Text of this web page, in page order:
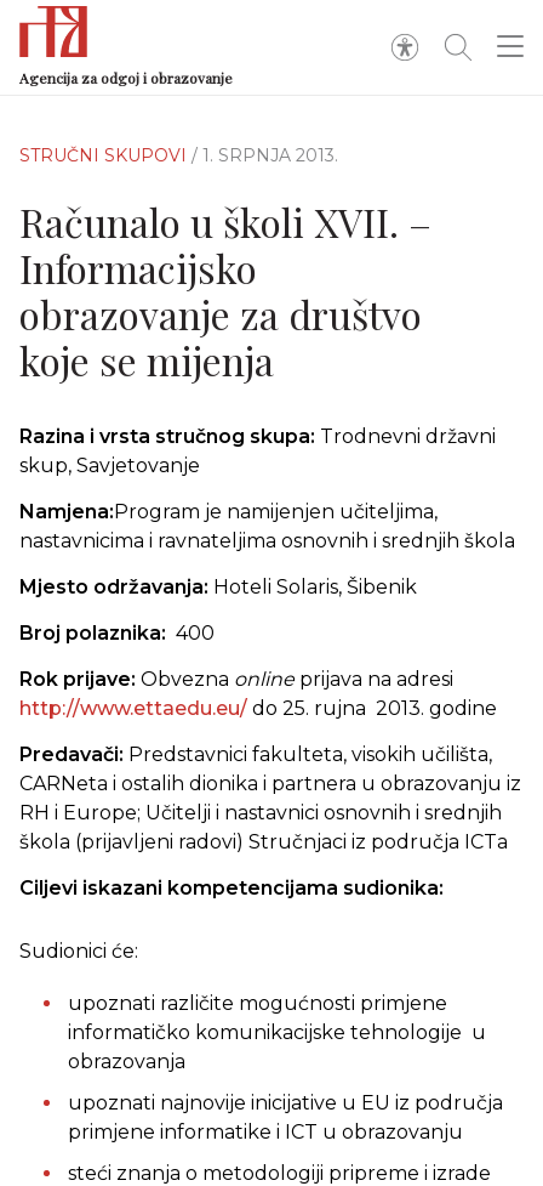
Agencija za odgoj i obrazovanje
STRUČNI SKUPOVI / 1. SRPNJA 2013.
Računalo u školi XVII. –
Informacijsko
obrazovanje za društvo
koje se mijenja
Razina i vrsta stručnog skupa: Trodnevni državni
skup, Savjetovanje
Namjena:Program je namijenjen učiteljima,
nastavnicima i ravnateljima osnovnih i srednjih škola
Mjesto održavanja: Hoteli Solaris, Šibenik
Broj polaznika: 400
Rok prijave: Obvezna onlineprijava na adresi
http://www.ettaedu.eu/ do 25. rujna 2013. godine
Predavači: Predstavnici fakulteta, visokih učilišta,
CARNeta i ostalih dionika i partnera u obrazovanju iz
RH i Europe; Učitelji i nastavnici osnovnih i srednjih
škola (prijavljeni radovi) Stručnjaci iz područja ICTa
Ciljevi iskazani kompetencijama sudionika:
Sudionici će:
upoznati različite mogućnosti primjene
informatičko komunikacijske tehnologije u
obrazovanja
upoznati najnovije inicijative u EU iz područja
primjene informatike i ICT u obrazovanju
steći znanja o metodologiji pripreme i izrade